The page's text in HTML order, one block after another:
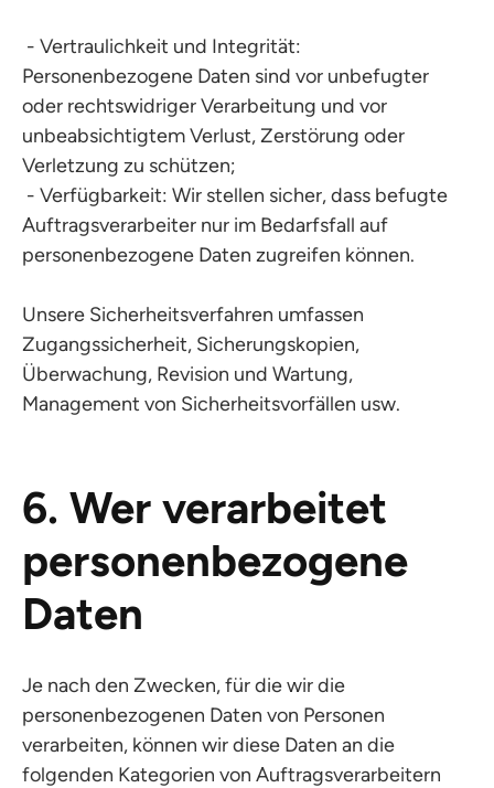
- Vertraulichkeit und Integrität:
Personenbezogene Daten sind vor unbefugter
oder rechtswidriger Verarbeitung und vor
unbeabsichtigtem Verlust, Zerstörung oder
Verletzung zu schützen;
- Verfügbarkeit: Wir stellen sicher, dass befugte
Auftragsverarbeiter nur im Bedarfsfall auf
personenbezogene Daten zugreifen können.
Unsere Sicherheitsverfahren umfassen
Zugangssicherheit, Sicherungskopien,
Überwachung, Revision und Wartung,
Management von Sicherheitsvorfällen usw.
6. Wer verarbeitet
personenbezogene
Daten
Je nach den Zwecken, für die wir die
personenbezogenen Daten von Personen
verarbeiten, können wir diese Daten an die
folgenden Kategorien von Auftragsverarbeitern